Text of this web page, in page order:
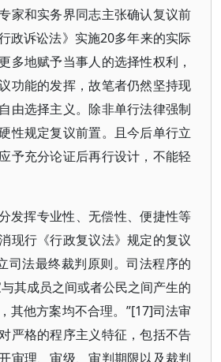
家和实务界同志主张确认复议前
政诉讼法》实施20多年来的实际
多地赋予当事人的选择性权利，
功能的发挥，故笔者仍然坚持现
由选择主义。除非单行法律强制
性规定复议前置。且今后单行立
予充分论证后再行设计，不能轻
发挥专业性、无偿性、便捷性等
现行《行政复议法》规定的复议
司法最终裁判原则。司法程序的
其成员之间或者公民之间产生的
其他方案均不合理。”[17]司法审
严格的程序主义特征，包括不告
审理、审级、审判期限以及裁判